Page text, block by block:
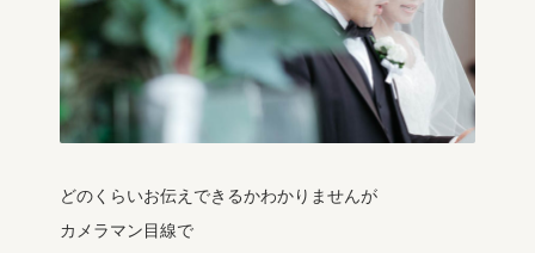
どのくらいお伝えできるかわかりませんが
カメラマン目線で